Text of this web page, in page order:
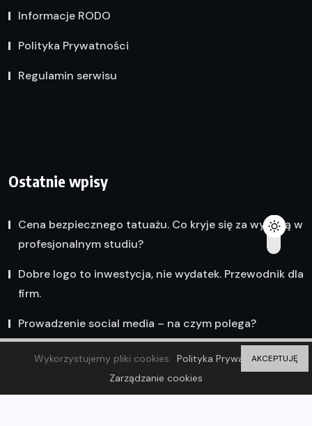
Informacje RODO
Polityka Prywatności
Regulamin serwisu
Ostatnie wpisy
Cena bezpiecznego tatuażu. Co kryje się za wyceną w
profesjonalnym studiu?
Dobre logo to inwestycja, nie wydatek. Przewodnik dla
firm.
Prowadzenie social media – na czym polega?
Wykorzystujemy pliki cookies. Polityka Prywatności
Zarządzanie cookies
AKCEPTUJĘ